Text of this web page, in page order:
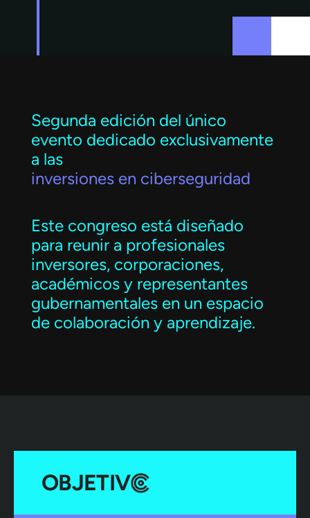
Segunda edición del único
evento dedicado exclusivamente
a las
inversiones en ciberseguridad​
Este congreso está diseñado
para reunir a profesionales
inversores, corporaciones,
académicos y representantes
gubernamentales en un espacio
de colaboración y aprendizaje.​
OBJETIV